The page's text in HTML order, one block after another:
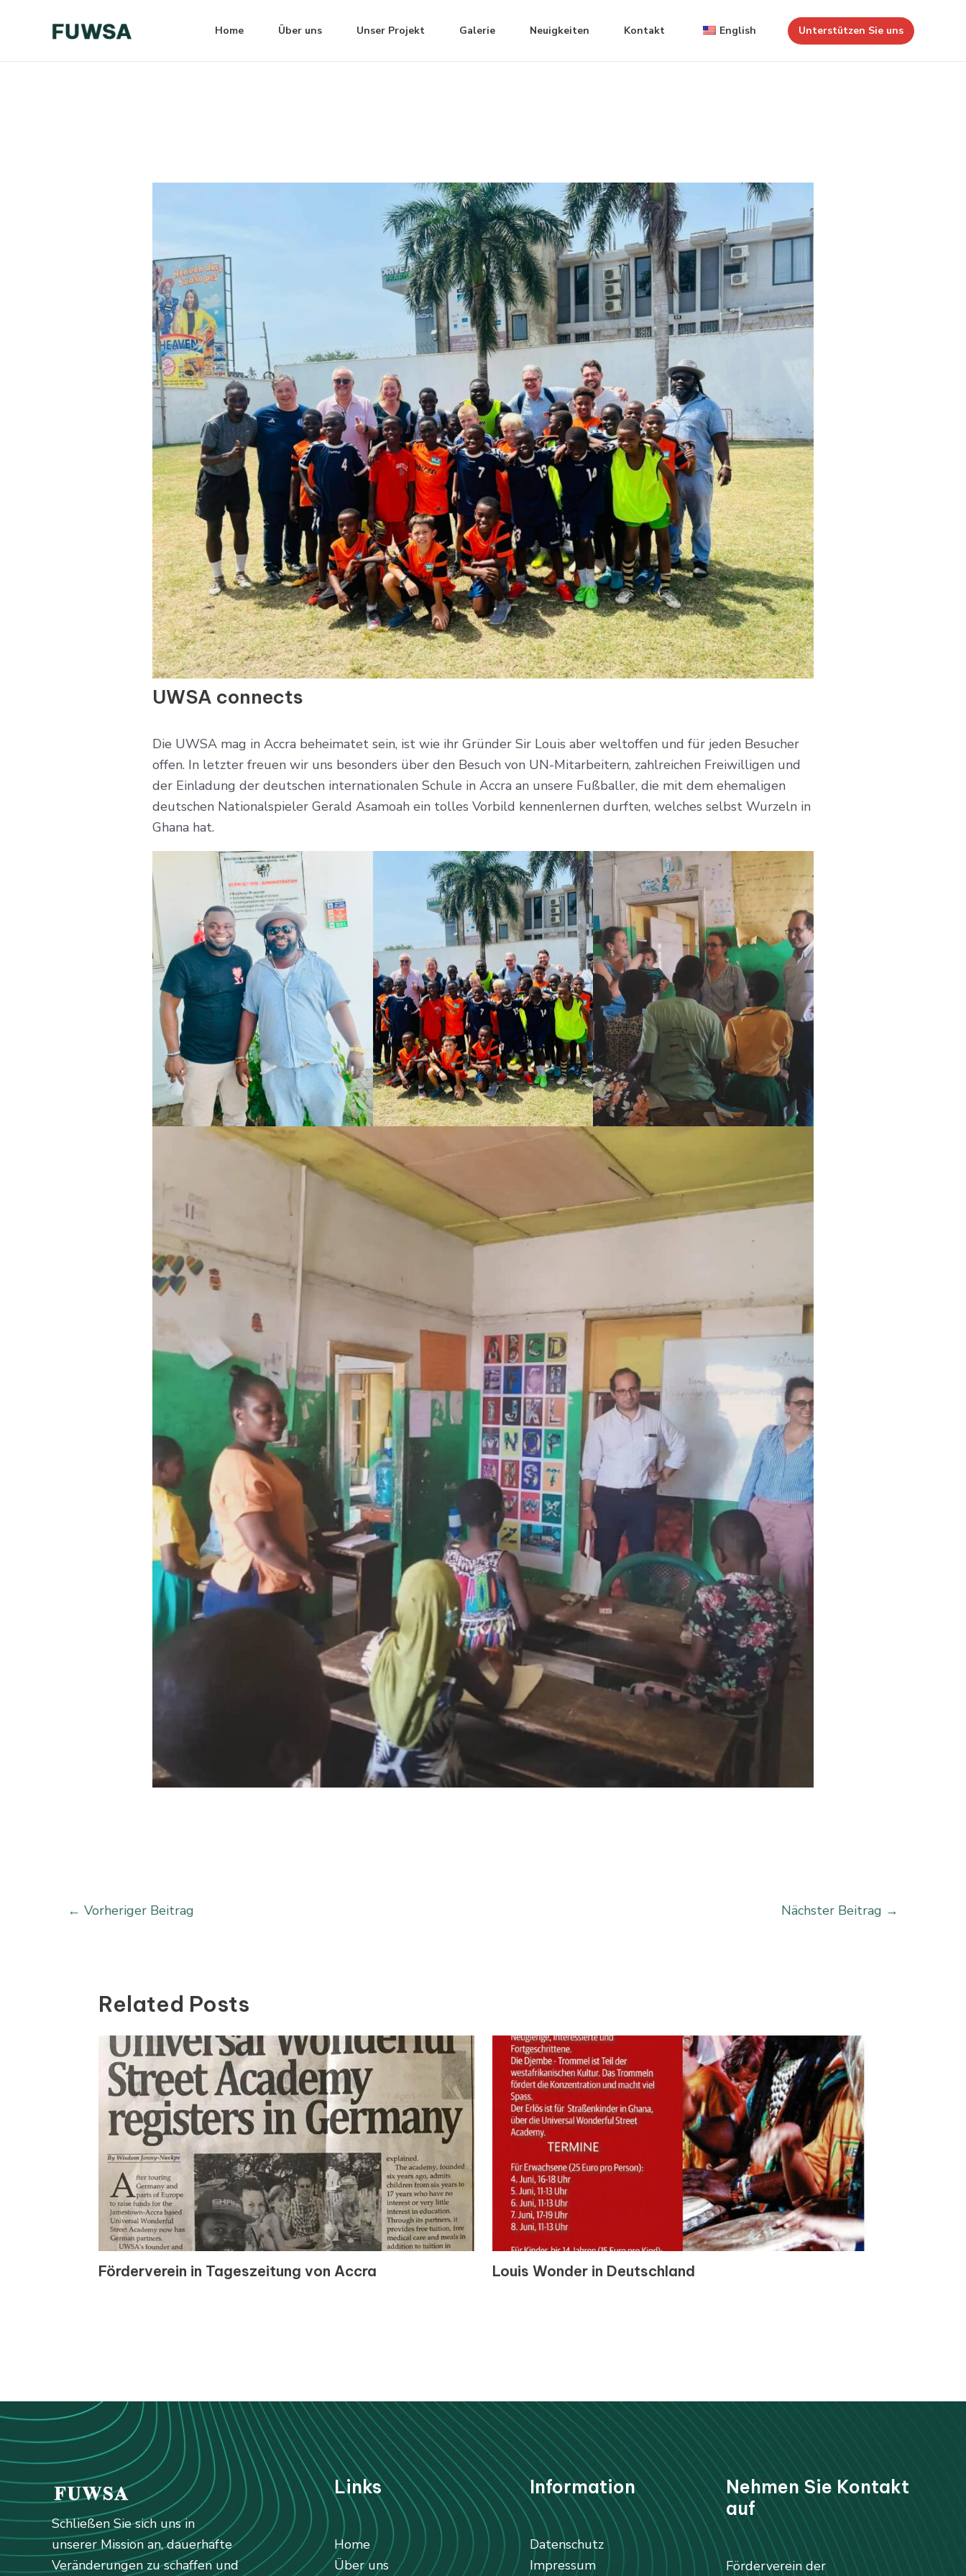
Home Über uns Unser Projekt Galerie Neuigkeiten Kontakt English Unterstützen Sie uns
UWSA connects
Die UWSA mag in Accra beheimatet sein, ist wie ihr Gründer Sir Louis aber weltoffen und für jeden Besucher
offen. In letzter freuen wir uns besonders über den Besuch von UN-Mitarbeitern, zahlreichen Freiwilligen und
der Einladung der deutschen internationalen Schule in Accra an unsere Fußballer, die mit dem ehemaligen
deutschen Nationalspieler Gerald Asamoah ein tolles Vorbild kennenlernen durften, welches selbst Wurzeln in
Ghana hat.
navigation
← Vorheriger Beitrag Nächster Beitrag →
Related Posts
Förderverein in Tageszeitung von Accra Louis Wonder in Deutschland
Schließen Sie sich uns in
unserer Mission an, dauerhafte
Veränderungen zu schaffen und
Links
Home
Über uns
Information
Datenschutz
Impressum
Nehmen Sie Kontakt
auf
Förderverein der